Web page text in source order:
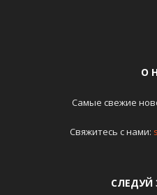
О
Самые свежие
Свяжитесь с нами:
СЛЕДУЙ